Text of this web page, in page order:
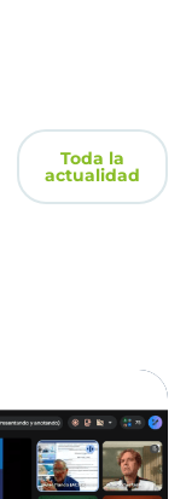
Toda la
actualidad